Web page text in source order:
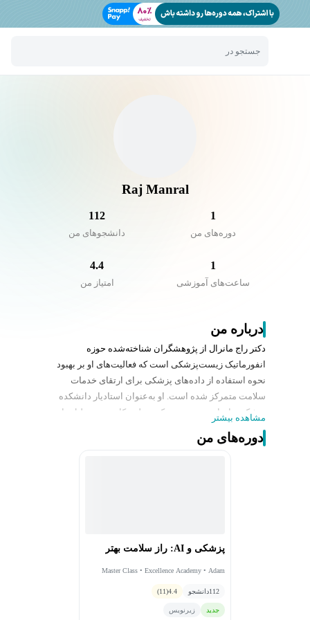
جستجو در
Raj Manral
1
دوره‌های من
112
دانشجو‌های من
1
ساعت‌های آموزشی
4.4
امتیاز من
درباره من
دکتر راج مانرال از پژوهشگران شناخته‌شده حوزه
انفورماتیک زیست‌پزشکی است که فعالیت‌های او بر بهبود
نحوه استفاده از داده‌های پزشکی برای ارتقای خدمات
سلامت متمرکز شده است. او به‌عنوان استادیار دانشکده
پزشکی هاروارد، در زمینه ترکیب علوم کامپیوتر، تحلیل داده و
پزشکی فعالیت می‌کند و تلاش دارد ابزارهایی توسعه دهد که
پزشکان را در اتخاذ تصمیم‌های دقیق‌تر یاری کنند. پژوهش‌های
• پژوهشگر فعال در حوزه تحلیل داده‌های سلامت و
فناوری‌های پزشکی مبتنی بر داده.
• مشارکت در پروژه‌های پیشرفته مرتبط با بهبود کیفیت
تصمیم‌گیری بالینی.
مشاهده بیشتر
دوره‌های من
پزشکی و AI: راز سلامت بهتر
Master Class • Excellence Academy • Adam
112دانشجو 4.4
(11)
جدید زیرنویس